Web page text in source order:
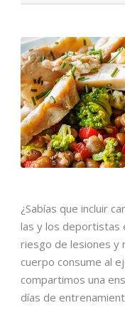
¿Sabías que incluir
las y los deportistas
riesgo de lesiones y
cuerpo consume al
compartimos una
días de